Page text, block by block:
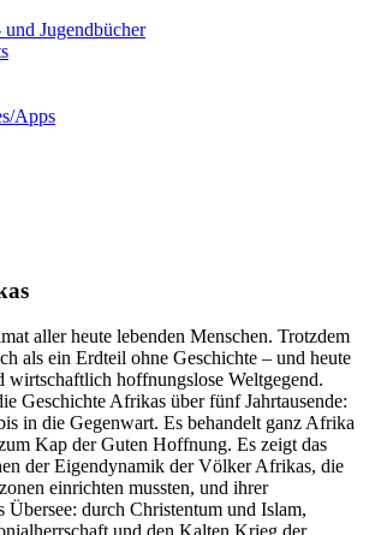
Jugendbücher
Apps
aller heute lebenden Menschen. Trotzdem
als ein Erdteil ohne Geschichte – und heute
wirtschaftlich hoffnungslose Weltgegend.
Geschichte Afrikas über fünf Jahrtausende:
in die Gegenwart. Es behandelt ganz Afrika
Kap der Guten Hoffnung. Es zeigt das
der Eigendynamik der Völker Afrikas, die
einrichten mussten, und ihrer
Übersee: durch Christentum und Islam,